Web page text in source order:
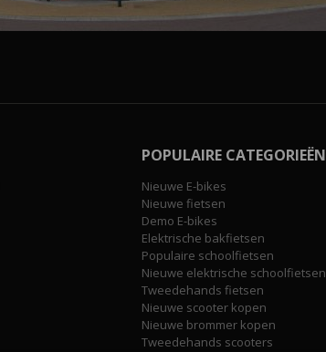
POPULAIRE CATEGORIEËN
Nieuwe E-bikes
Nieuwe fietsen
Demo E-bikes
Elektrische bakfietsen
Populaire schoolfietsen
Nieuwe elektrische schoolfietsen
Tweedehands fietsen
Nieuwe scooter kopen
Nieuwe brommer kopen
Tweedehands scooters